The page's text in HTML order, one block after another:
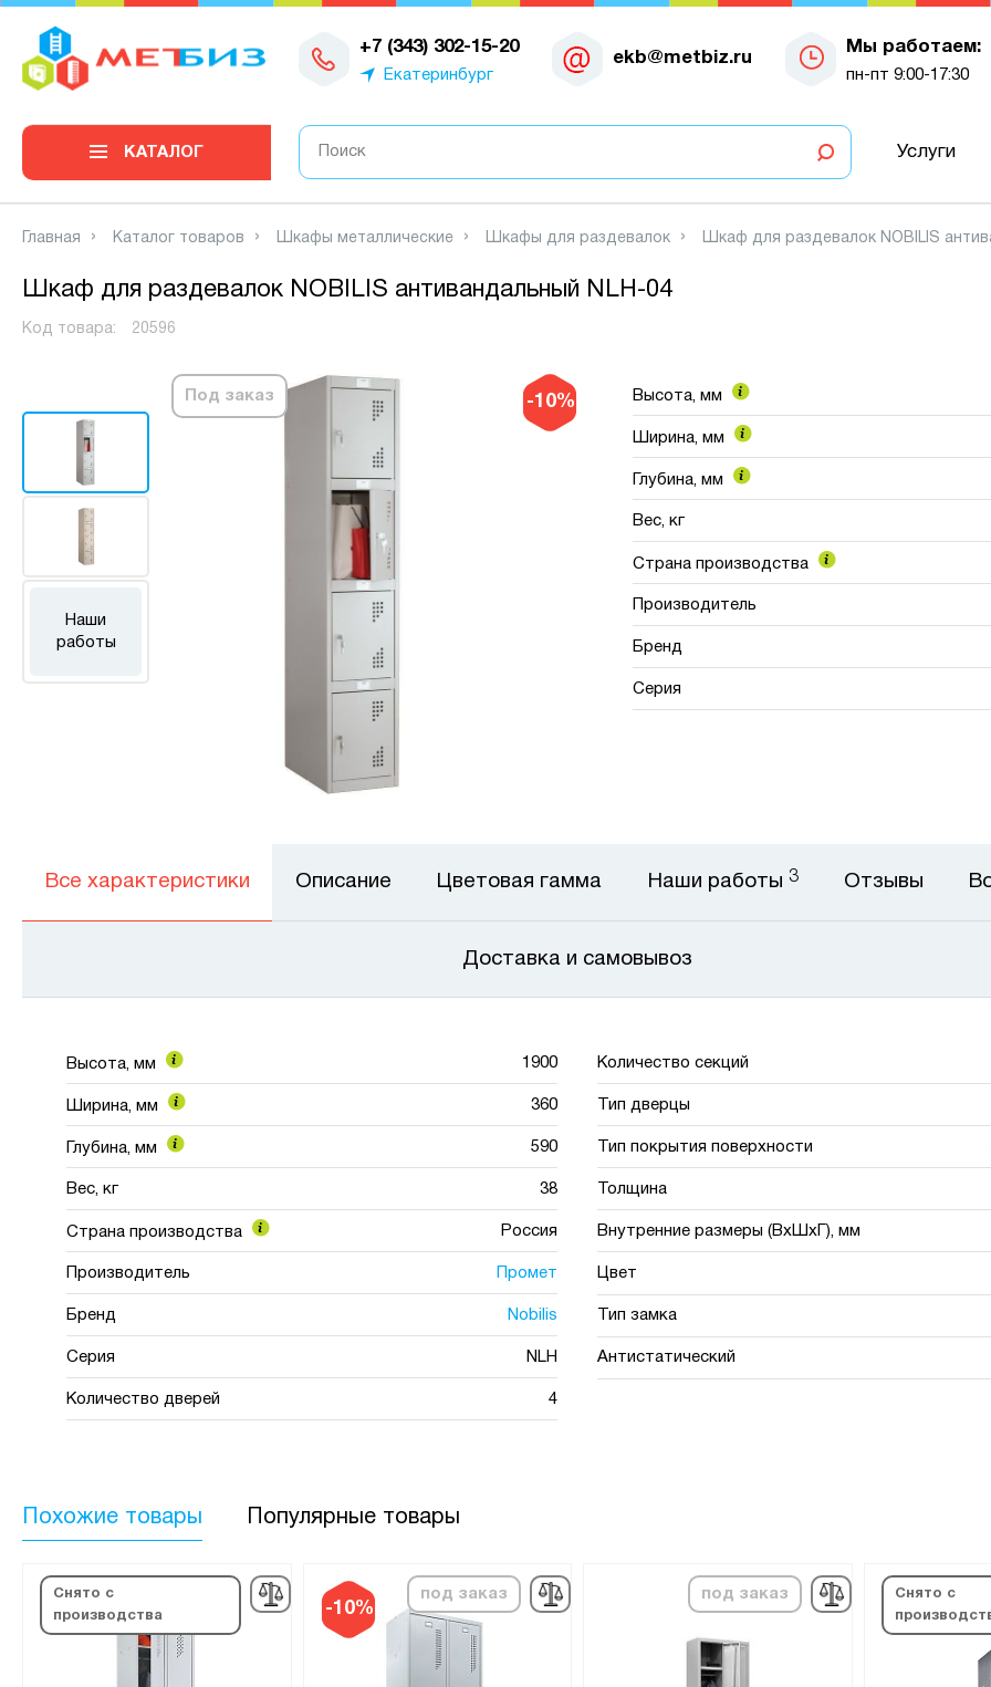
+7 (343) 302-15-20
Екатеринбург
ekb@metbiz.ru
Мы работаем:
пн-пт 9:00-17:30
0
КАТАЛОГ Услуги
Главная Каталог товаров Шкафы металлические Шкафы для раздевалок Шкаф для раздевалок NOBILIS
Шкаф для раздевалок NOBILIS антивандальный NLH-04
Код товара: 20596
-10%
Наши
работы
Под заказ Высота, мм
Ширина, мм
Глубина, мм
Вес, кг
Страна производства
Производитель
Бренд
Серия
Все характеристики
Высота, мм 1900
Ширина, мм 360
Глубина, мм 590
Вес, кг 38
Страна производства Россия
Производитель Промет
Бренд Nobilis
Серия NLH
Количество дверей 4
Количество секций
Тип дверцы
Тип покрытия поверхности
Толщина
Внутренние размеры (ВхШхГ), мм
Цвет
Тип замка
Антистатический
Описание Цветовая гамма Наши работы 3 Отзывы
Доставка и самовывоз
Похожие товары Популярные товары
Снято с
производства
-10%
под заказ под заказ
Снято с